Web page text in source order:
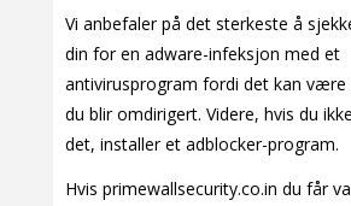
Vi anbefaler på det sterkeste å
din for en adware-infeksjon med et
antivirusprogram fordi det kan være
du blir omdirigert. Videre, hvis du
det, installer et adblocker-program.
Hvis primewallsecurity.co.in du får